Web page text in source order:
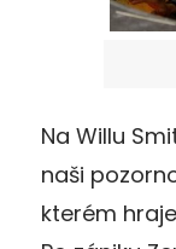
Na Willu
naši
kterém